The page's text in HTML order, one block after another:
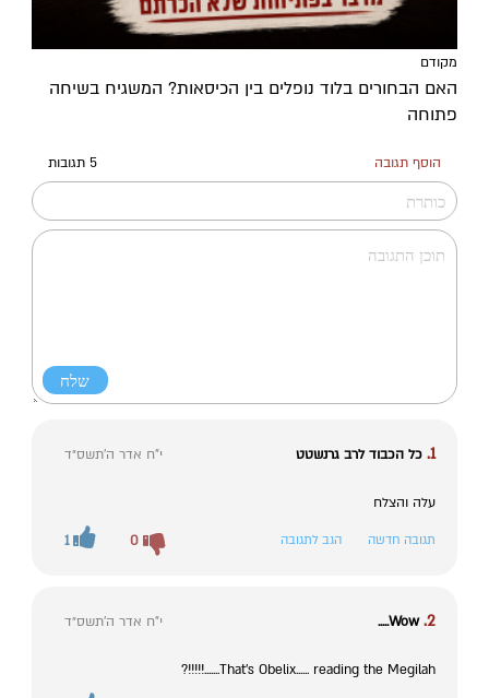
מקודם
האם הבחורים בלוד נופלים בין הכיסאות? המשגיח בשיחה
פתוחה
הוסף תגובה 5 תגובות
1. כל הכבוד לרב גרנשטט י"ח אדר ה׳תשס״ד
עלה והצלח
תגובה חדשה הגב לתגובה 1 0
2.
Wow..... י"ח אדר ה׳תשס״ד
That's Obelix...... reading the Megilah.......!!!!!?